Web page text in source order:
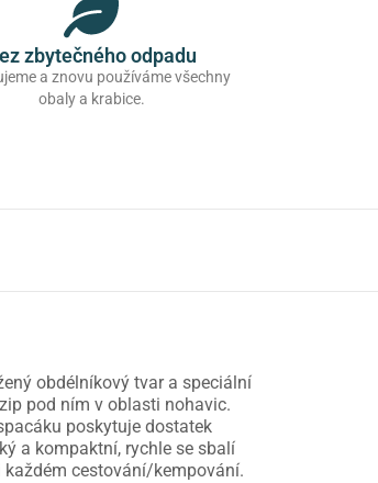
zbytečného odpadu
a znovu používáme všechny
obaly a krabice.
obdélníkový tvar a speciální
pod ním v oblasti nohavic.
poskytuje dostatek
a kompaktní, rychle se sbalí
cestování/kempování.